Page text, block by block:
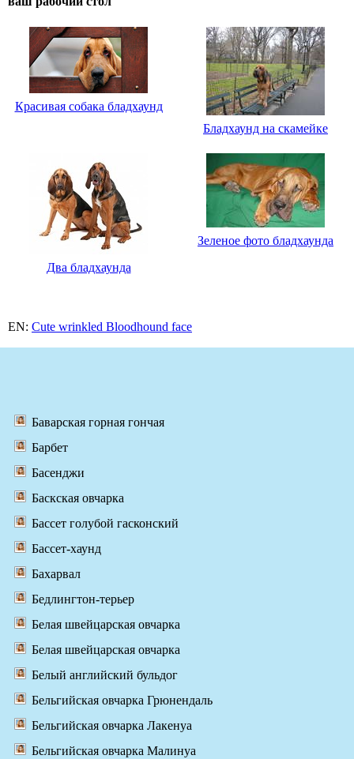
Красивая собака бладхаунд
Бладхаунд на скамейке
Два бладхаунда
Зеленое фото бладхаунда
EN: Cute wrinkled Bloodhound face
Баварская горная гончая
Барбет
Басенджи
Баскская овчарка
Бассет голубой гасконский
Бассет-хаунд
Бахарвал
Бедлингтон-терьер
Белая швейцарская овчарка
Белая швейцарская овчарка
Белый английский бульдог
Бельгийская овчарка Грюнендаль
Бельгийская овчарка Лакенуа
Бельгийская овчарка Малинуа